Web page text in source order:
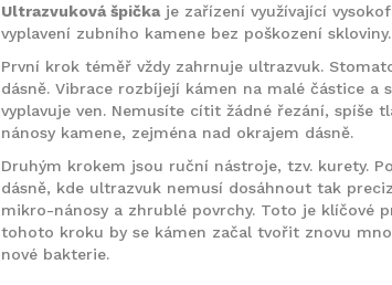
Ultrazvuková špička je zařízení využívající
vyplavení zubního kamene bez poškození skloviny.
První krok téměř vždy zahrnuje ultrazvuk.
dásně. Vibrace rozbíjejí kámen na malé částice
vyplavuje ven. Nemusíte cítit žádné řezání, spíše
nánosy kamene, zejména nad okrajem dásně.
Druhým krokem jsou ruční nástroje, tzv. kurety.
dásně, kde ultrazvuk nemusí dosáhnout tak
mikro-nánosy a zhrublé povrchy. Toto je klíčové
tohoto kroku by se kámen začal tvořit znovu
nové bakterie.